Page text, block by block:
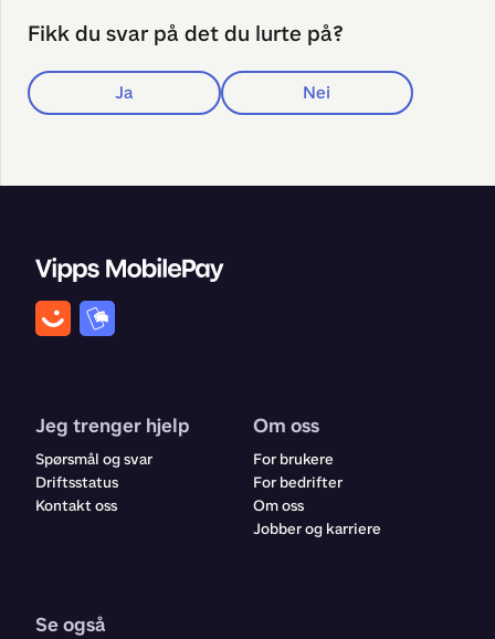
Fikk du svar på det du lurte på?
Ja Nei
Jeg trenger hjelp
Spørsmål og svar
Driftsstatus
Kontakt oss
Om oss
For brukere
For bedrifter
Om oss
Jobber og karriere
Se også